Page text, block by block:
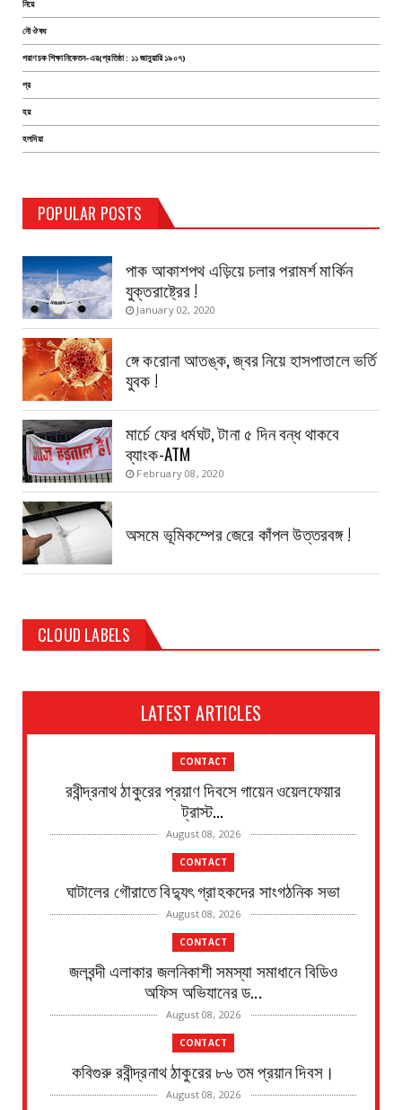
নিয়ে
নৌ ঔষধ
পরাণচক শিক্ষানিকেতন-এর(প্রতিষ্ঠা : ১১ জানুয়ারি ১৯০৭)
প্র
হয়
হলদিয়া
POPULAR POSTS
TEST PAGE
August 14, 2019
পাক আকাশপথ এড়িয়ে চলার পরামর্শ মার্কিন
যুক্তরাষ্ট্রের !
January 02, 2020
ঙ্গে করোনা আতঙ্ক, জ্বর নিয়ে হাসপাতালে ভর্তি
যুবক !
মার্চে ফের ধর্মঘট, টানা ৫ দিন বন্ধ থাকবে
ব্যাংক-ATM
February 08, 2020
অসমে ভূমিকম্পের জেরে কাঁপল উত্তরবঙ্গ !
CLOUD LABELS
LATEST ARTICLES
CONTACT
রবীন্দ্রনাথ ঠাকুরের প্রয়াণ দিবসে গায়েন ওয়েলফেয়ার
ট্রাস্ট...
August 08, 2026
CONTACT
ঘাটালের গৌরাতে বিদ্যুৎ গ্রাহকদের সাংগঠনিক সভা
August 08, 2026
CONTACT
জলবন্দী এলাকার জলনিকাশী সমস্যা সমাধানে বিডিও
অফিস অভিযানের ড...
August 08, 2026
CONTACT
কবিগুরু রবীন্দ্রনাথ ঠাকুরের ৮৬ তম প্রয়ান দিবস।
August 08, 2026